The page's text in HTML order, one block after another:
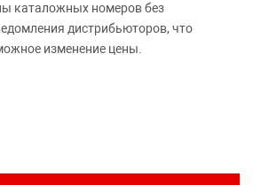
каталожных номеров без
дистрибьюторов, что
изменение цены.